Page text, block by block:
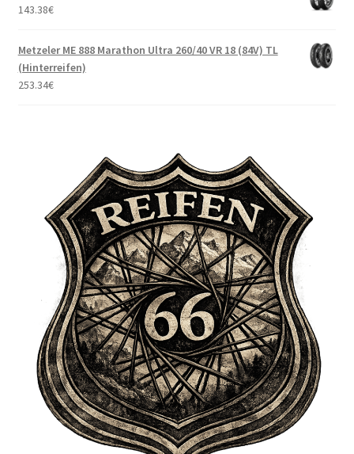
143.38€
Metzeler ME 888 Marathon Ultra 260/40 VR 18 (84V) TL
(Hinterreifen)
253.34€